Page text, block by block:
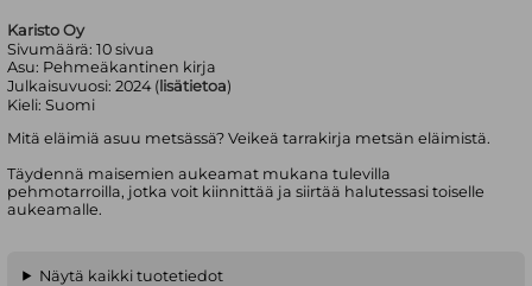
Karisto Oy
Sivumäärä:10 sivua
Asu: Pehmeäkantinen kirja
Julkaisuvuosi:2024 ( lisätietoa)
Kieli:Suomi
Mitä eläimiä asuu metsässä? Veikeä tarrakirja metsän eläimistä.
Täydennä maisemien aukeamat mukana tulevilla
pehmotarroilla, jotka voit kiinnittää ja siirtää halutessasi toiselle
aukeamalle.
Näytä kaikki tuotetiedot